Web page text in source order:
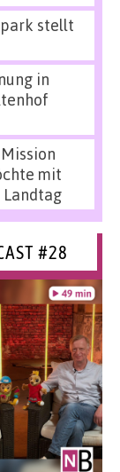
stellt
in
Mission
mit
#28